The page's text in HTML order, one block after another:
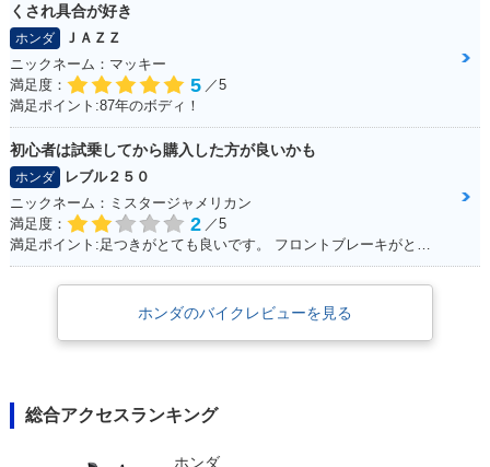
くされ具合が好き
ホンダ
ＪＡＺＺ
ニックネーム：マッキー
満足度：
5 ／5
満足ポイント:87年のボディ！
初心者は試乗してから購入した方が良いかも
ホンダ
レブル２５０
ニックネーム：ミスタージャメリカン
満足度：
2 ／5
ホンダのバイクレビューを見る
総合アクセスランキング
ホンダ